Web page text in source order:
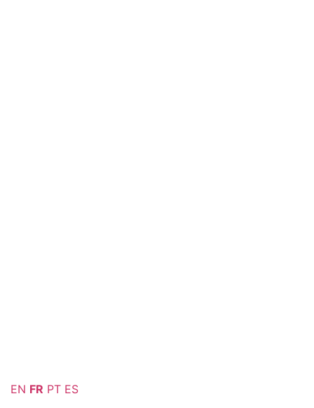
EN FR PT ES